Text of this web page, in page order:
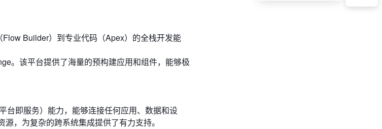
Builder）到专业代码（Apex）的全栈开发能
。该平台提供了海量的预构建应用和组件，能够极
台即服务）能力，能够连接任何应用、数据和设
，为复杂的跨系统集成提供了有力支持。